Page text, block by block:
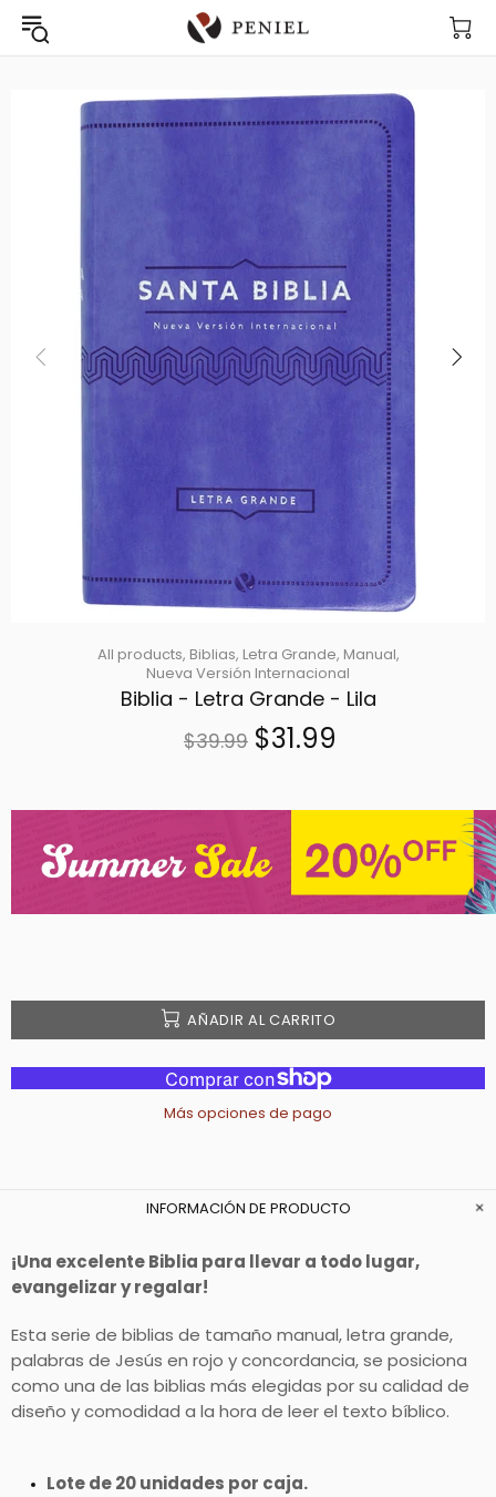
All products, Biblias, Letra Grande, Manual,
Nueva Versión Internacional
Biblia - Letra Grande - Lila
$39.99 $31.99
AÑADIR AL CARRITO
Más opciones de pago
INFORMACIÓN DE PRODUCTO
¡Una excelente Biblia para llevar a todo lugar,
evangelizar y regalar!
Esta serie de biblias de tamaño manual, letra grande,
palabras de Jesús en rojo y concordancia, se posiciona
como una de las biblias más elegidas por su calidad de
diseño y comodidad a la hora de leer el texto bíblico.
Lote de 20 unidades por caja.